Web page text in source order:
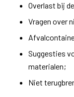
Overlast bij
Vragen over
Suggesties
materialen;
Niet